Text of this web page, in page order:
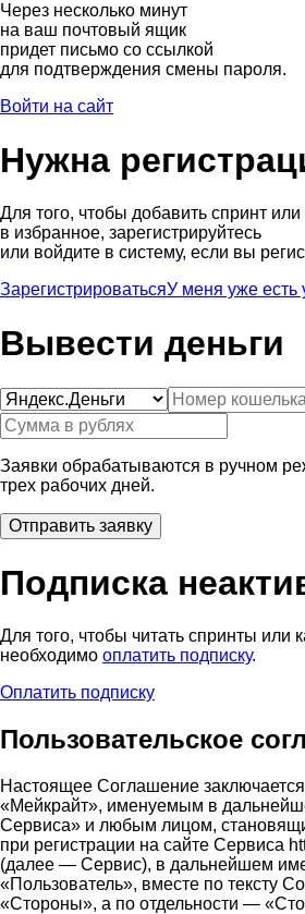
Через несколько минут
на ваш почтовый ящик
придет письмо со ссылкой
для подтверждения смены пароля.
Войти на сайт
Нужна
Для того, чтобы добавить спринт или
в избранное, зарегистрируйтесь
или войдите в систему, если вы
ЗарегистрироватьсяУ меня уже есть
Вывести деньги
Заявки обрабатываются в ручном
трех рабочих дней.
Подписка
Для того, чтобы читать спринты или
необходимо оплатить подписку.
Оплатить подписку
Пользовательское
Настоящее Соглашение
«Мейкрайт», именуемым в
Сервиса» и любым лицом,
при регистрации на сайте Сервиса
(далее — Сервис), в дальнейшем
«Пользователь», вместе по тексту
«Стороны», а по отдельности —